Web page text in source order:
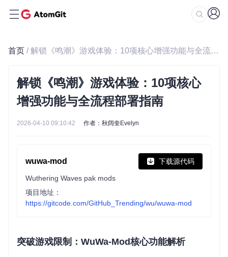
首页 / 解锁《鸣潮》游戏体验：10项核心增强功能与全流程部署指南
解锁《鸣潮》游戏体验：10项核心
增强功能与全流程部署指南
2026-04-10 09:10:42 作者：秋阔奎Evelyn
wuwa-mod 下载源代码
Wuthering Waves pak mods
项目地址：
https://gitcode.com/GitHub_Trending/wu/wuwa-mod
突破游戏限制：WuWa-Mod核心功能解析